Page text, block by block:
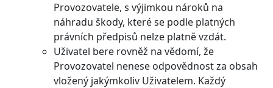
Provozovatele, s výjimkou nároků na
náhradu škody, které se podle platných
právních předpisů nelze platně vzdát.
Uživatel bere rovněž na vědomí, že
Provozovatel nenese odpovědnost za obsah
vložený jakýmkoliv Uživatelem. Každý